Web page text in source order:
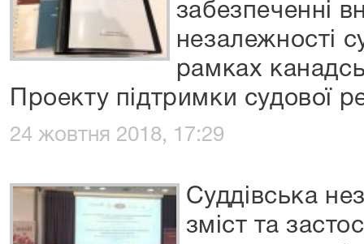
забезпеченні
незалежності
рамках
Проекту підтримки судової
24 жовтня 2018, 17:29
Суддівська
зміст та